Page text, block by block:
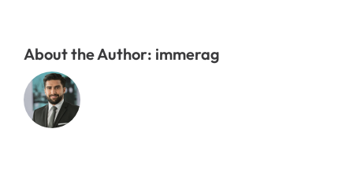
About the Author: immerag